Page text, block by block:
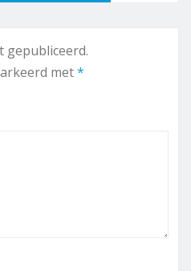
gepubliceerd.
met*